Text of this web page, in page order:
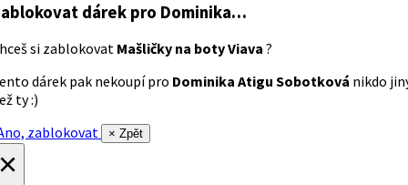
dárek pro Dominika…
si zablokovat Mašličky na boty Viava ?
dárek pak nekoupí pro Dominika Atigu Sobotková nikdo
ty :)
zablokovat
× Zpět